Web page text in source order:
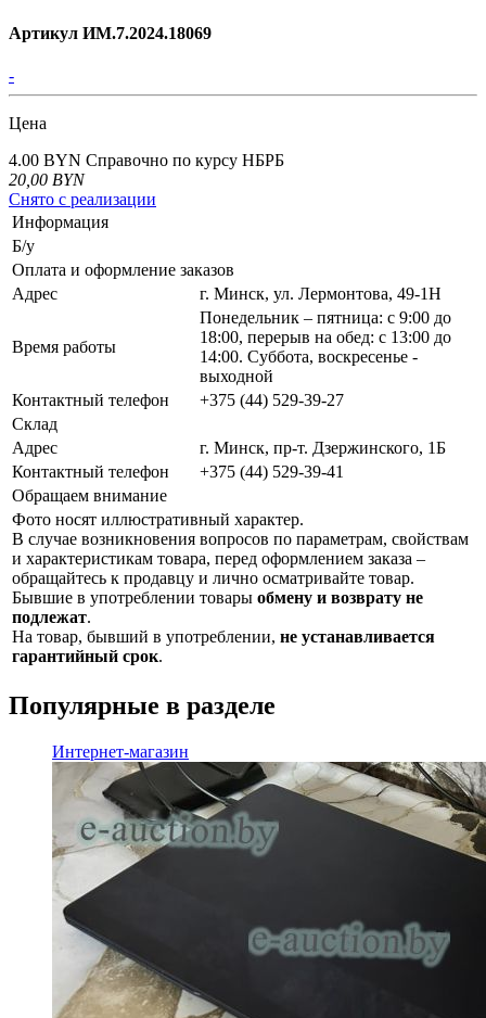
Артикул ИМ.7.2024.18069
-
Цена
4.00 BYN Справочно по курсу НБРБ
20,00 BYN
Снято с реализации
Информация
Б/у
Оплата и оформление заказов
Адрес
г. Минск, ул. Лермонтова, 49-1Н
Время работы
Понедельник – пятница: с 9:00 до
18:00, перерыв на обед: с 13:00 до
14:00. Суббота, воскресенье -
выходной
Контактный телефон
+375 (44) 529-39-27
Склад
Адрес
г. Минск, пр-т. Дзержинского, 1Б
Контактный телефон
+375 (44) 529-39-41
Обращаем внимание
Фото носят иллюстративный характер.
В случае возникновения вопросов по параметрам, свойствам
и характеристикам товара, перед оформлением заказа –
обращайтесь к продавцу и лично осматривайте товар.
Бывшие в употреблении товары обмену и возврату не
подлежат.
На товар, бывший в употреблении, не устанавливается
гарантийный срок.
Популярные в разделе
Интернет-магазин